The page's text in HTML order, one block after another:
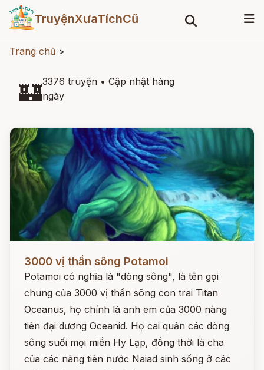
TruyệnXưaTíchCũ
Trang chủ >
🏰3376 truyện • Cập nhật hàng
ngày
3000 vị thần sông Potamoi
Potamoi có nghĩa là "dòng sông", là tên gọi
chung của 3000 vị thần sông con trai Titan
Oceanus, họ chính là anh em của 3000 nàng
tiên đại dương Oceanid. Họ cai quản các dòng
sông suối mọi miền Hy Lạp, đồng thời là cha
của các nàng tiên nước Naiad sinh sống ở các